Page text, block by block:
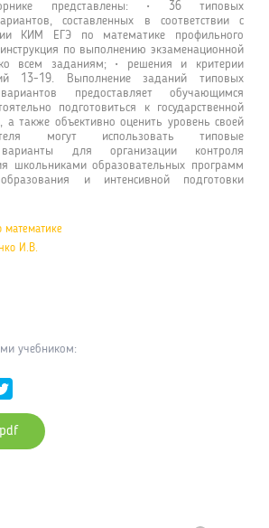
представлены: • 36 типовых
составленных в соответствии с
КИМ ЕГЭ по математике профильного
по выполнению экзаменационной
всем заданиям; • решения и критерии
13-19. Выполнение заданий типовых
предоставляет обучающимся
подготовиться к государственной
а также объективно оценить уровень своей
могут использовать типовые
варианты для организации контроля
школьниками образовательных программ
и интенсивной подготовки
математике
И.В.
учебником: